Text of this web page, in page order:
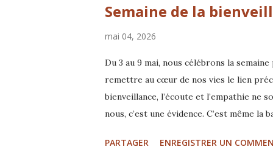
Semaine de la
mai 04, 2026
Du 3 au 9 mai, nous célébrons la
remettre au cœur de nos vies le lien
bienveillance, l’écoute et l’empathie ne
nous, c’est une évidence. C’est même
parce que leur langage n’est pas
PARTAGER ENREGISTRER UN